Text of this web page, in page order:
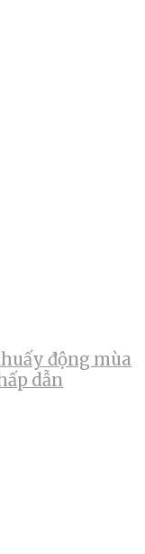
động mùa
dẫn